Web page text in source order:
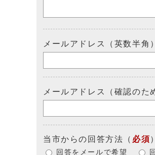
メールアドレス（英数半角）
メールアドレス（確認のた
当市からの回答方法 （ 必須）
回答をメールで希望